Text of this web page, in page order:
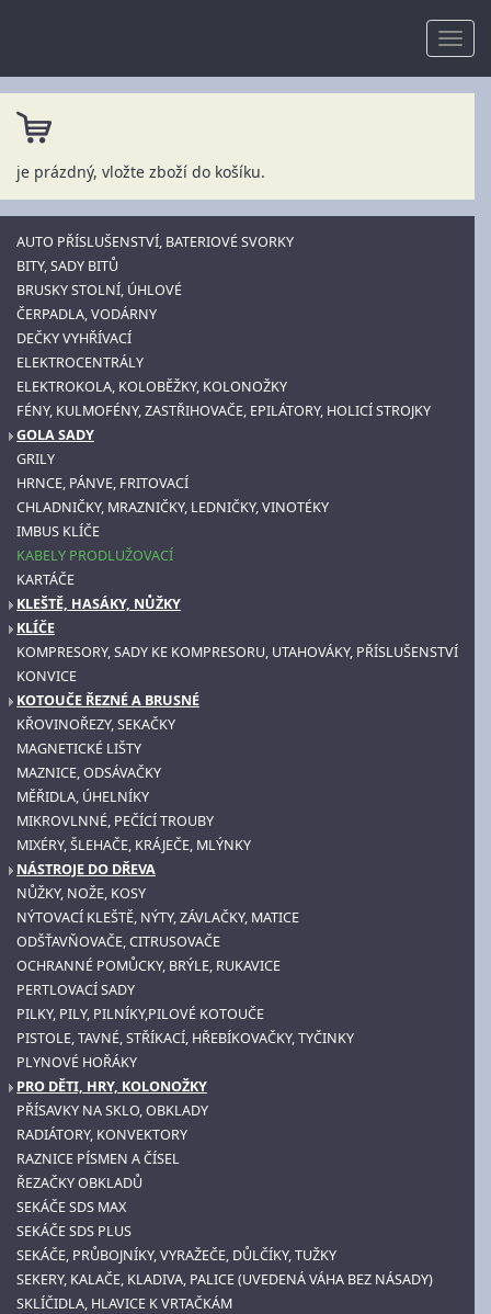
je prázdný, vložte zboží do košíku.
AUTO PŘÍSLUŠENSTVÍ, BATERIOVÉ SVORKY
BITY, SADY BITŮ
BRUSKY STOLNÍ, ÚHLOVÉ
ČERPADLA, VODÁRNY
DEČKY VYHŘÍVACÍ
ELEKTROCENTRÁLY
ELEKTROKOLA, KOLOBĚŽKY, KOLONOŽKY
FÉNY, KULMOFÉNY, ZASTŘIHOVAČE, EPILÁTORY, HOLICÍ STROJKY
GOLA SADY
GRILY
HRNCE, PÁNVE, FRITOVACÍ
CHLADNIČKY, MRAZNIČKY, LEDNIČKY, VINOTÉKY
IMBUS KLÍČE
KABELY PRODLUŽOVACÍ
KARTÁČE
KLEŠTĚ, HASÁKY, NŮŽKY
KLÍČE
KOMPRESORY, SADY KE KOMPRESORU, UTAHOVÁKY, PŘÍSLUŠENSTVÍ
KONVICE
KOTOUČE ŘEZNÉ A BRUSNÉ
KŘOVINOŘEZY, SEKAČKY
MAGNETICKÉ LIŠTY
MAZNICE, ODSÁVAČKY
MĚŘIDLA, ÚHELNÍKY
MIKROVLNNÉ, PEČÍCÍ TROUBY
MIXÉRY, ŠLEHAČE, KRÁJEČE, MLÝNKY
NÁSTROJE DO DŘEVA
NŮŽKY, NOŽE, KOSY
NÝTOVACÍ KLEŠTĚ, NÝTY, ZÁVLAČKY, MATICE
ODŠŤAVŇOVAČE, CITRUSOVAČE
OCHRANNÉ POMŮCKY, BRÝLE, RUKAVICE
PERTLOVACÍ SADY
PILKY, PILY, PILNÍKY,PILOVÉ KOTOUČE
PISTOLE, TAVNÉ, STŘÍKACÍ, HŘEBÍKOVAČKY, TYČINKY
PLYNOVÉ HOŘÁKY
PRO DĚTI, HRY, KOLONOŽKY
PŘÍSAVKY NA SKLO, OBKLADY
RADIÁTORY, KONVEKTORY
RAZNICE PÍSMEN A ČÍSEL
ŘEZAČKY OBKLADŮ
SEKÁČE SDS MAX
SEKÁČE SDS PLUS
SEKÁČE, PRŮBOJNÍKY, VYRAŽEČE, DŮLČÍKY, TUŽKY
SEKERY, KALAČE, KLADIVA, PALICE (UVEDENÁ VÁHA BEZ NÁSADY)
SKLÍČIDLA, HLAVICE K VRTAČKÁM